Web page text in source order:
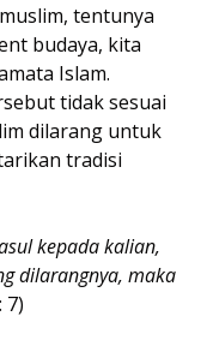
tentunya
budaya, kita
Islam.
tidak sesuai
dilarang untuk
tradisi
kepada kalian,
dilarangnya, maka
7)